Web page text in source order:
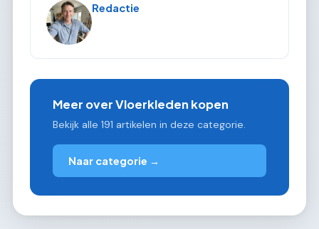
Redactie
Meer over Vloerkleden kopen
Bekijk alle 191 artikelen in deze categorie.
Naar categorie →